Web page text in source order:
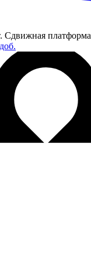
Сдвижная платформа